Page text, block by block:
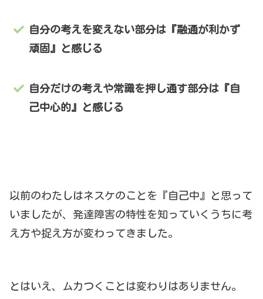
自分の考えを変えない部分は『融通が利かず
頑固』と感じる
自分だけの考えや常識を押し通す部分は『自
己中心的』と感じる
以前のわたしはネスケのことを『自己中』と思って
いましたが、発達障害の特性を知っていくうちに考
え方や捉え方が変わってきました。
とはいえ、ムカつくことは変わりはありません。